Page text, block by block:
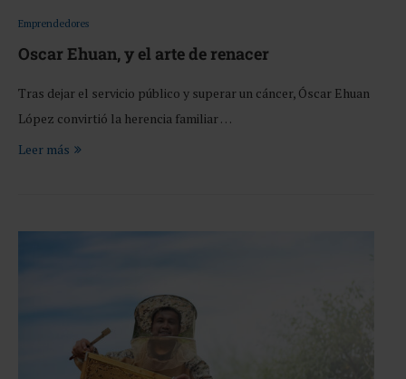
Emprendedores
Oscar Ehuan, y el arte de renacer
Tras dejar el servicio público y superar un cáncer, Óscar Ehuan
López convirtió la herencia familiar …
Leer más